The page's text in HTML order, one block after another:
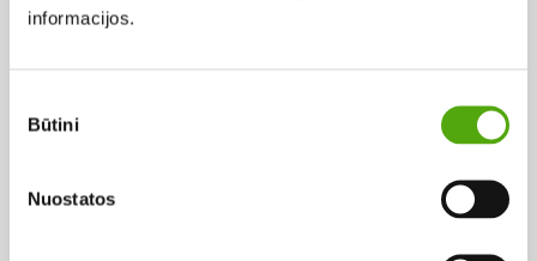
informacijos.
pasirinkimas
Būtini
Nuostatos